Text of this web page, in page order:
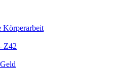
Körperarbeit
Z42